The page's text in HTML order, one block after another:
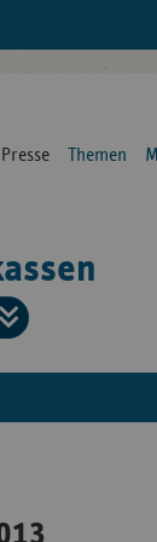
Presse Themen
der